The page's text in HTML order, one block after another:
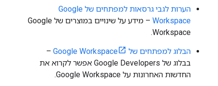
הערות לגבי גרסאות למפתחים של Google
Workspace
– מידע על שינויים במוצרים של Google
Workspace.
הבלוג למפתחים של Google Workspace
–
בבלוג של Google Developers אפשר לקרוא את
החדשות האחרונות על Google Workspace.